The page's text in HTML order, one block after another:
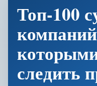
Топ-100
следить